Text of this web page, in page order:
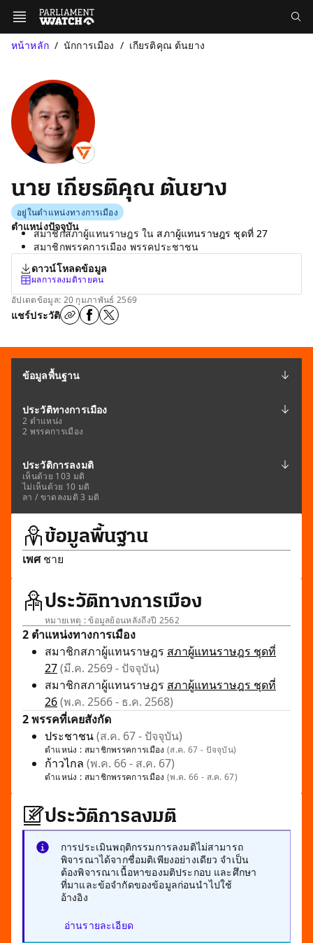
หน้าหลัก นักการเมือง เกียรติคุณ ต้นยาง
นาย เกียรติคุณ ต้นยาง
อยู่ในตำแหน่งทางการเมือง
ตำแหน่งปัจจุบัน
สมาชิกสภาผู้แทนราษฎร ใน สภาผู้แทนราษฎร ชุดที่ 27
สมาชิกพรรคการเมือง พรรคประชาชน
ดาวน์โหลดข้อมูล
ผลการลงมติรายคน
อัปเดตข้อมูล: 20 กุมภาพันธ์ 2569
แชร์ประวัติ
ข้อมูลพื้นฐาน
ประวัติทางการเมือง
2 ตำแหน่ง
2 พรรคการเมือง
ประวัติการลงมติ
เห็นด้วย 103 มติ
ไม่เห็นด้วย 10 มติ
ลา / ขาดลงมติ 3 มติ
ข้อมูลพื้นฐาน
เพศชาย
ประวัติทางการเมือง
หมายเหตุ : ข้อมูลย้อนหลังถึงปี 2562
2 ตำแหน่งทางการเมือง
สมาชิกสภาผู้แทนราษฎร สภาผู้แทนราษฎร ชุดที่
27(มี.ค. 2569 - ปัจจุบัน)
สมาชิกสภาผู้แทนราษฎร สภาผู้แทนราษฎร ชุดที่
26(พ.ค. 2566 - ธ.ค. 2568)
2 พรรคที่เคยสังกัด
ประชาชน(ส.ค. 67 - ปัจจุบัน)
ตำแหน่ง : สมาชิกพรรคการเมือง(ส.ค. 67 - ปัจจุบัน)
ก้าวไกล (พ.ค. 66 - ส.ค. 67)
ตำแหน่ง : สมาชิกพรรคการเมือง(พ.ค. 66 - ส.ค. 67)
ประวัติการลงมติ
การประเมินพฤติกรรมการลงมติไม่สามารถ
พิจารณาได้จากชื่อมติเพียงอย่างเดียว จำเป็น
ต้องพิจารณาเนื้อหาของมติประกอบ และศึกษา
ที่มาและข้อจำกัดของข้อมูลก่อนนำไปใช้
อ้างอิง
อ่านรายละเอียด